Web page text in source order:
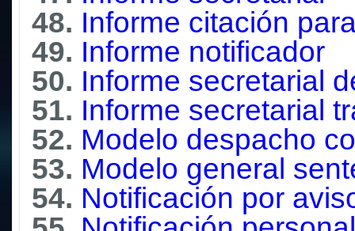
48. Informe citación
49. Informe notificador
50. Informe secretarial
51. Informe secretarial
52. Modelo despacho
53. Modelo general
54. Notificación por